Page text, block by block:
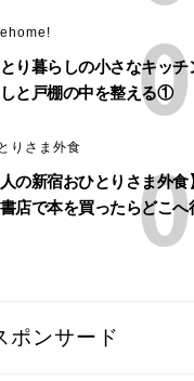
とり暮らしの小さなキッチ
と戸棚の中を整える①
りさま外食
人の新宿おひとりさま外食
店で本を買ったらどこへ
ポンサード